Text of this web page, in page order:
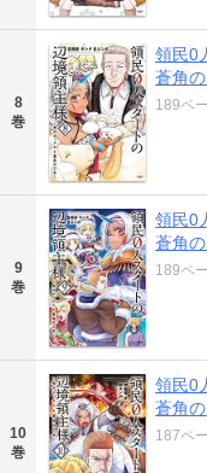
8
巻
領民0
蒼角
189ペ
9
巻
領民0
蒼角
189ペ
10
巻
領民0
蒼角
187ペ